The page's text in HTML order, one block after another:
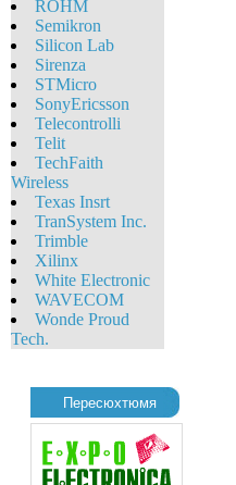
ROHM
Semikron
Silicon Lab
Sirenza
STMicro
SonyEricsson
Telecontrolli
Telit
TechFaith
Wireless
Texas Insrt
TranSystem Inc.
Trimble
Xilinx
White Eleсtronic
WAVECOM
Wonde Proud
Tech.
Пересюхтюмя